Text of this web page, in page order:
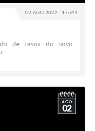
02 AGO 2022 - 17h44
de casos do novo
AGO
02